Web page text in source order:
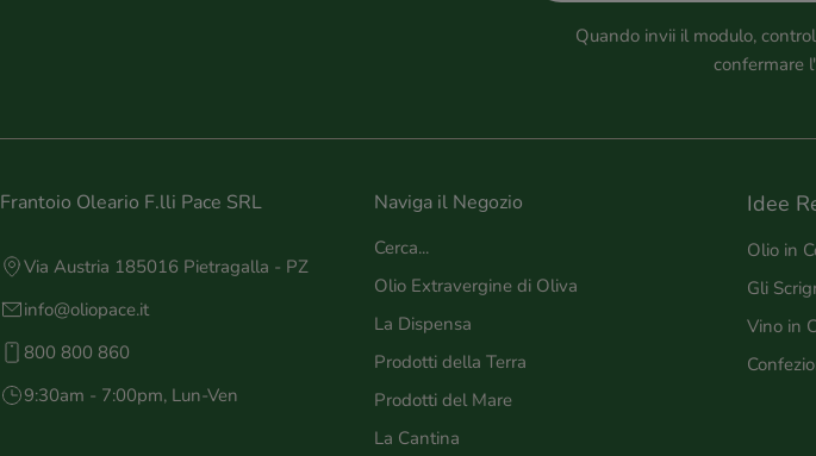
Quando invii il modulo,
confermare
Frantoio Oleario F.lli Pace SRL
Via Austria 185016 Pietragalla - PZ
info@oliopace.it
800 800 860
9:30am - 7:00pm, Lun-Ven
Naviga il Negozio
Cerca...
Olio Extravergine di Oliva
La Dispensa
Prodotti della Terra
Prodotti del Mare
La Cantina
Idee
Olio in
Gli
Vino in